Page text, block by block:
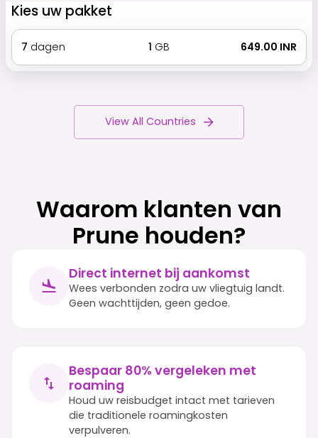
Kies uw pakket
7 dagen 1 GB ₹ 649.00 INR
View All Countries
Waarom klanten van
Prune houden?
Direct internet bij aankomst
Wees verbonden zodra uw vliegtuig landt.
Geen wachttijden, geen gedoe.
Bespaar 80% vergeleken met
roaming
Houd uw reisbudget intact met tarieven
die traditionele roamingkosten
verpulveren.